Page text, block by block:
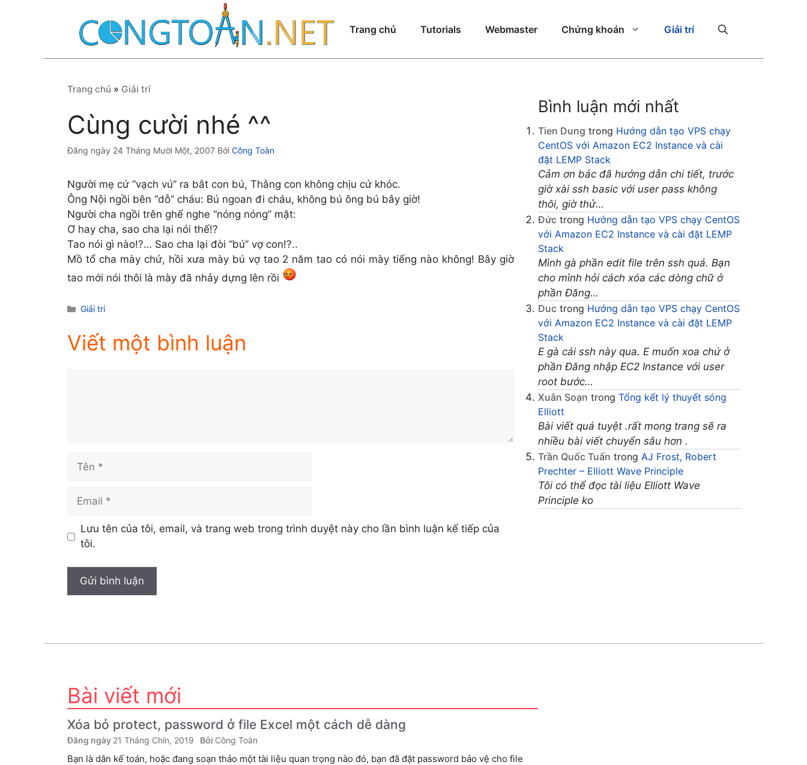
Trang chủ Tutorials Webmaster Chứng khoán Giải trí
Trang chủ » Giải trí
Cùng cười nhé ^^
24 Tháng Mười Một, 2007 Bởi Công Toàn
Người mẹ cứ “vạch vú” ra bắt con bú, Thằng con không chịu cứ khóc.
Ông Nội ngồi bên “dỗ” cháu: Bú ngoan đi cháu, không bú ông bú bây giờ!
Người cha ngồi trên ghế nghe “nóng nóng” mặt:
Ơ hay cha, sao cha lại nói thế!?
Tao nói gì nào!?… Sao cha lại đòi “bú” vợ con!?..
Mồ tổ cha mày chứ, hồi xưa mày bú vợ tao 2 năm tao có nói mày tiếng nào không! Bây giờ
tao mới nói thôi là mày đã nhảy dựng lên rồi
Danh
Giải trí
Viết một bình luận
Tên
Email
Lưu tên của tôi, email, và trang web trong trình duyệt này cho lần bình luận kế tiếp của
tôi.
Bình luận mới nhất
Tien Dung trong Hướng dẫn tạo VPS chạy
CentOS với Amazon EC2 Instance và cài
đặt LEMP Stack
Cảm ơn bác đã hướng dẫn chi tiết, trước
giờ xài ssh basic với user pass không
thôi, giờ thử…
Đức trong Hướng dẫn tạo VPS chạy CentOS
với Amazon EC2 Instance và cài đặt LEMP
Stack
Mình gà phần edit file trên ssh quá. Bạn
cho mình hỏi cách xóa các dòng chữ ở
phần Đăng…
Duc trong Hướng dẫn tạo VPS chạy CentOS
với Amazon EC2 Instance và cài đặt LEMP
Stack
E gà cái ssh này qua. E muốn xoa chứ ở
phần Đăng nhập EC2 Instance với user
root bước…
Xuân Soạn trong Tổng kết lý thuyết sóng
Elliott
Bài viết quá tuyệt .rất mong trang sẽ ra
nhiều bài viết chuyển sâu hơn .
Trần Quốc Tuấn trong AJ Frost, Robert
Prechter – Elliott Wave Principle
Tôi có thể đọc tài liệu Elliott Wave
Principle ko
Bài viết mới
Xóa bỏ protect, password ở file Excel một cách dễ dàng
21 Tháng Chín, 2019 Công Toàn
Bạn là dân kế toán, hoặc đang soạn thảo một tài liệu quan trọng nào đó, bạn đã đặt password bảo vệ cho file